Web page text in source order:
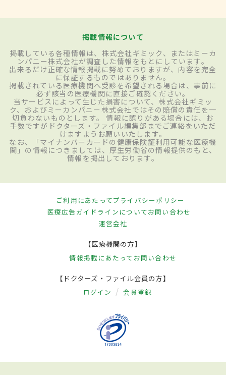
掲載情報について
掲載している各種情報は、株式会社ギミック、またはミーカ
ンパニー株式会社が調査した情報をもとにしています。
出来るだけ正確な情報掲載に努めておりますが、内容を完全
に保証するものではありません。
掲載されている医療機関へ受診を希望される場合は、事前に
必ず該当の医療機関に直接ご確認ください。
当サービスによって生じた損害について、株式会社ギミッ
ク、およびミーカンパニー株式会社ではその賠償の責任を一
切負わないものとします。 情報に誤りがある場合には、お
手数ですがドクターズ・ファイル編集部までご連絡をいただ
けますようお願いいたします。
なお、「マイナンバーカードの健康保険証利用可能な医療機
関」の情報につきましては、厚生労働省の情報提供のもと、
情報を掲出しております。
ご利用にあたってプライバシーポリシー
医療広告ガイドラインについてお問い合わせ
運営会社
【医療機関の方】
情報掲載にあたって お問い合わせ
【ドクターズ・ファイル会員の方】
ログイン 会員登録